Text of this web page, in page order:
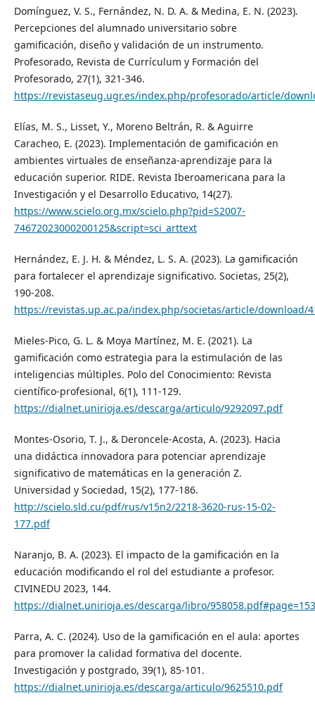
Domínguez, V. S., Fernández, N. D. A. & Medina, E. N. (2023).
Percepciones del alumnado universitario sobre
gamificación, diseño y validación de un instrumento.
Profesorado, Revista de Currículum y Formación del
Profesorado, 27(1), 321-346.
https://revistaseug.ugr.es/index.php/profesorado/article/
Elías, M. S., Lisset, Y., Moreno Beltrán, R. & Aguirre
Caracheo, E. (2023). Implementación de gamificación en
ambientes virtuales de enseñanza-aprendizaje para la
educación superior. RIDE. Revista Iberoamericana para la
Investigación y el Desarrollo Educativo, 14(27).
https://www.scielo.org.mx/scielo.php?pid=S2007-
74672023000200125&script=sci_arttext
Hernández, E. J. H. & Méndez, L. S. A. (2023). La gamificación
para fortalecer el aprendizaje significativo. Societas, 25(2),
190-208.
https://revistas.up.ac.pa/index.php/societas/article/download/
Mieles-Pico, G. L. & Moya Martínez, M. E. (2021). La
gamificación como estrategia para la estimulación de las
inteligencias múltiples. Polo del Conocimiento: Revista
científico-profesional, 6(1), 111-129.
https://dialnet.unirioja.es/descarga/articulo/9292097.pdf
Montes-Osorio, T. J., & Deroncele-Acosta, A. (2023). Hacia
una didáctica innovadora para potenciar aprendizaje
significativo de matemáticas en la generación Z.
Universidad y Sociedad, 15(2), 177-186.
http://scielo.sld.cu/pdf/rus/v15n2/2218-3620-rus-15-02-
177.pdf
Naranjo, B. A. (2023). El impacto de la gamificación en la
educación modificando el rol del estudiante a profesor.
CIVINEDU 2023, 144.
https://dialnet.unirioja.es/descarga/libro/958058.pdf#page=153
Parra, A. C. (2024). Uso de la gamificación en el aula: aportes
para promover la calidad formativa del docente.
Investigación y postgrado, 39(1), 85-101.
https://dialnet.unirioja.es/descarga/articulo/9625510.pdf